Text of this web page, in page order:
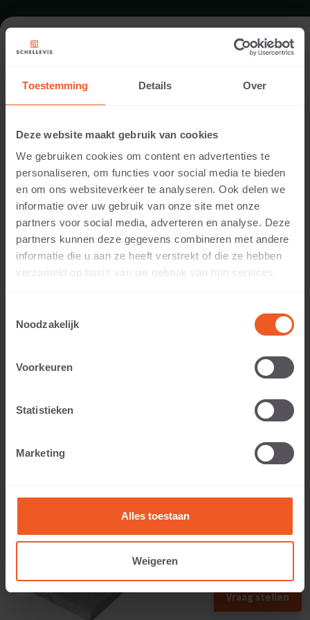
Toestemming Details Over
Deze website maakt gebruik van cookies
We gebruiken cookies om content en advertenties te
personaliseren, om functies voor social media te bieden
en om ons websiteverkeer te analyseren. Ook delen we
informatie over uw gebruik van onze site met onze
partners voor social media, adverteren en analyse. Deze
partners kunnen deze gegevens combineren met andere
informatie die u aan ze heeft verstrekt of die ze hebben
verzameld op basis van uw gebruik van hun services.
Noodzakelijk
Voorkeuren
Statistieken
Marketing
Alles toestaan
Weigeren
FORMAT - PLATTE 50X50
SORTIMENT PLATTEN
5 CM DICKE
27 KG
Vraag stellen